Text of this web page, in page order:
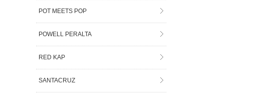
POT MEETS POP
POWELL PERALTA
RED KAP
SANTACRUZ